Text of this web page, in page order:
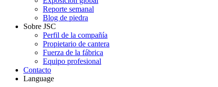
Reporte semanal
Blog de piedra
Sobre JSC
Perfil de la compañía
Propietario de cantera
Fuerza de la fábrica
Equipo profesional
Contacto
Language